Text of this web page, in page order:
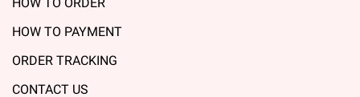
HOW TO PAYMENT
ORDER TRACKING
CONTACT US